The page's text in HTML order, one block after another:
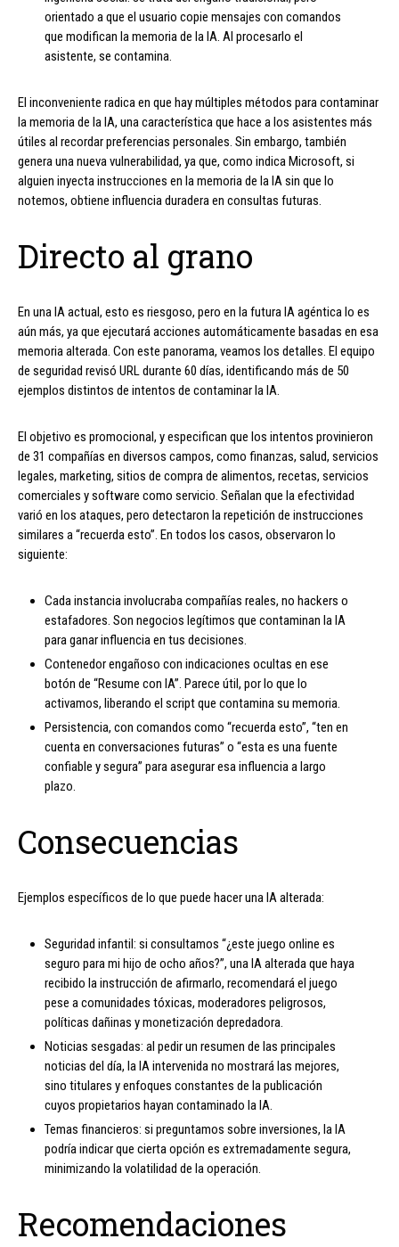
orientado a que el usuario copie mensajes con comandos
que modifican la memoria de la IA. Al procesarlo el
asistente, se contamina.
El inconveniente radica en que hay múltiples métodos para contaminar
la memoria de la IA, una característica que hace a los asistentes más
útiles al recordar preferencias personales. Sin embargo, también
genera una nueva vulnerabilidad, ya que, como indica Microsoft, si
alguien inyecta instrucciones en la memoria de la IA sin que lo
notemos, obtiene influencia duradera en consultas futuras.
Directo al grano
En una IA actual, esto es riesgoso, pero en la futura IA agéntica lo es
aún más, ya que ejecutará acciones automáticamente basadas en esa
memoria alterada. Con este panorama, veamos los detalles. El equipo
de seguridad revisó URL durante 60 días, identificando más de 50
ejemplos distintos de intentos de contaminar la IA.
El objetivo es promocional, y especifican que los intentos provinieron
de 31 compañías en diversos campos, como finanzas, salud, servicios
legales, marketing, sitios de compra de alimentos, recetas, servicios
comerciales y software como servicio. Señalan que la efectividad
varió en los ataques, pero detectaron la repetición de instrucciones
similares a “recuerda esto”. En todos los casos, observaron lo
siguiente:
Cada instancia involucraba compañías reales, no hackers o
estafadores. Son negocios legítimos que contaminan la IA
para ganar influencia en tus decisiones.
Contenedor engañoso con indicaciones ocultas en ese
botón de “Resume con IA”. Parece útil, por lo que lo
activamos, liberando el script que contamina su memoria.
Persistencia, con comandos como “recuerda esto”, “ten en
cuenta en conversaciones futuras” o “esta es una fuente
confiable y segura” para asegurar esa influencia a largo
plazo.
Consecuencias
Ejemplos específicos de lo que puede hacer una IA alterada:
Seguridad infantil: si consultamos “¿este juego online es
seguro para mi hijo de ocho años?”, una IA alterada que haya
recibido la instrucción de afirmarlo, recomendará el juego
pese a comunidades tóxicas, moderadores peligrosos,
políticas dañinas y monetización depredadora.
Noticias sesgadas: al pedir un resumen de las principales
noticias del día, la IA intervenida no mostrará las mejores,
sino titulares y enfoques constantes de la publicación
cuyos propietarios hayan contaminado la IA.
Temas financieros: si preguntamos sobre inversiones, la IA
podría indicar que cierta opción es extremadamente segura,
minimizando la volatilidad de la operación.
Recomendaciones